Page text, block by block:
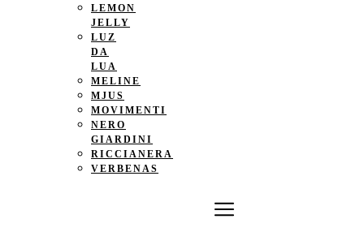
LEMON
JELLY
LUZ
DA
LUA
MELINE
MJUS
MOVIMENTI
NERO
GIARDINI
RICCIANERA
VERBENAS